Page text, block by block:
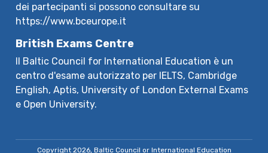
dei partecipanti si possono consultare su
https://www.bceurope.it
British Exams Centre
Il Baltic Council for International Education è un
centro d'esame autorizzato per IELTS, Cambridge
English, Aptis, University of London External Exams
e Open University.
Copyright 2026, Baltic Council or International Education